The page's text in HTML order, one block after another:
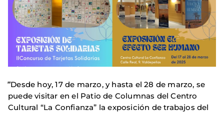
‴Desde hoy, 17 de marzo, y hasta el 28 de marzo, se
puede visitar en el Patio de Columnas del Centro
Cultural “La Confianza” la exposición de trabajos del